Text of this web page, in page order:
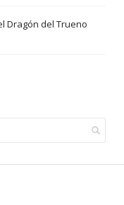
Dragón del Trueno